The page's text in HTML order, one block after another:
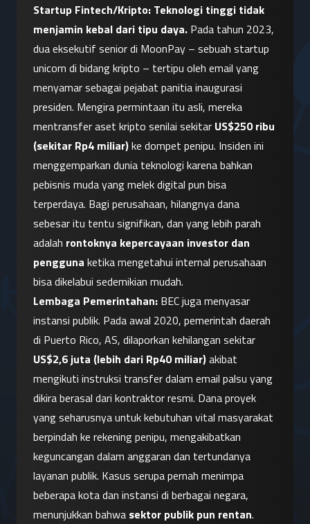
Startup Fintech/Kripto: Teknologi tinggi tidak
menjamin kebal dari tipu daya. Pada tahun 2023,
dua eksekutif senior di MoonPay – sebuah startup
unicorn di bidang kripto – tertipu oleh email yang
menyamar sebagai pejabat panitia inaugurasi
presiden. Mengira permintaan itu asli, mereka
mentransfer aset kripto senilai sekitar US$250 ribu
(sekitar Rp4 miliar) ke dompet penipu. Insiden ini
menggemparkan dunia teknologi karena bahkan
pebisnis muda yang melek digital pun bisa
terperdaya. Bagi perusahaan, hilangnya dana
sebesar itu tentu signifikan, dan yang lebih parah
adalah rontoknya kepercayaan investor dan
pengguna ketika mengetahui internal perusahaan
bisa dikelabui sedemikian mudah.
Lembaga Pemerintahan: BEC juga menyasar
instansi publik. Pada awal 2020, pemerintah daerah
US$2,6 juta (lebih dari Rp40 miliar) akibat
mengikuti instruksi transfer dalam email palsu yang
dikira berasal dari kontraktor resmi. Dana proyek
yang seharusnya untuk kebutuhan vital masyarakat
berpindah ke rekening penipu, mengakibatkan
keguncangan dalam anggaran dan tertundanya
layanan publik. Kasus serupa pernah menimpa
beberapa kota dan instansi di berbagai negara,
menunjukkan bahwa sektor publik pun rentan.